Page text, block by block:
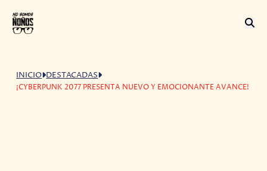
INICIO DESTACADAS
¡CYBERPUNK 2077 PRESENTA NUEVO Y EMOCIONANTE AVANCE!